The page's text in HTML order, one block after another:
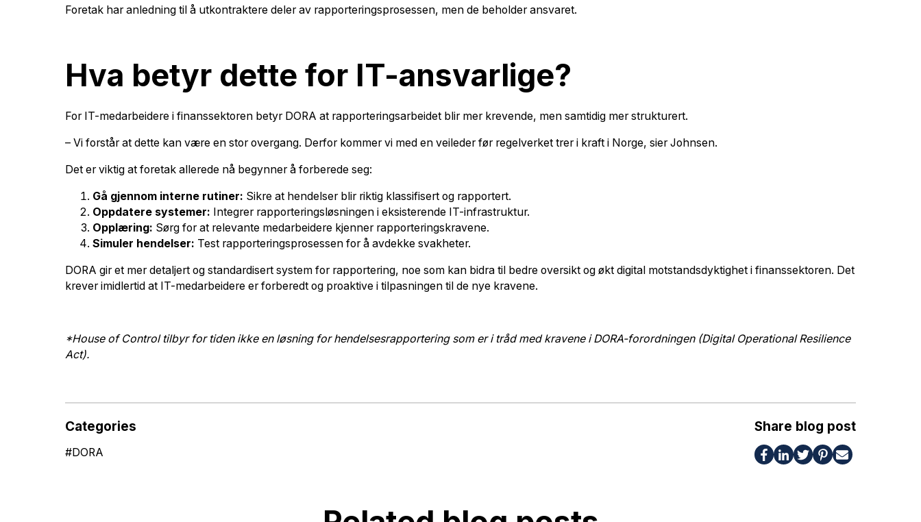
Foretak har anledning til å utkontraktere deler av rapporteringsprosessen, men de beholder ansvaret.
Hva betyr dette for IT-ansvarlige?
For IT-medarbeidere i finanssektoren betyr DORA at rapporteringsarbeidet blir mer krevende, men samtidig mer strukturert.
– Vi forstår at dette kan være en stor overgang. Derfor kommer vi med en veileder før regelverket trer i kraft i Norge, sier Johnsen.
Det er viktig at foretak allerede nå begynner å forberede seg:
Gå gjennom interne rutiner: Sikre at hendelser blir riktig klassifisert og rapportert.
Oppdatere systemer: Integrer rapporteringsløsningen i eksisterende IT-infrastruktur.
Opplæring: Sørg for at relevante medarbeidere kjenner rapporteringskravene.
Simuler hendelser: Test rapporteringsprosessen for å avdekke svakheter.
DORA gir et mer detaljert og standardisert system for rapportering, noe som kan bidra til bedre oversikt og økt digital motstandsdyktighet i finanssektoren. Det
krever imidlertid at IT-medarbeidere er forberedt og proaktive i tilpasningen til de nye kravene.
*House of Control tilbyr for tiden ikke en løsning for hendelsesrapportering som er i tråd med kravene i DORA-forordningen (Digital Operational Resilience
Act).
Categories
#DORA
Share blog post